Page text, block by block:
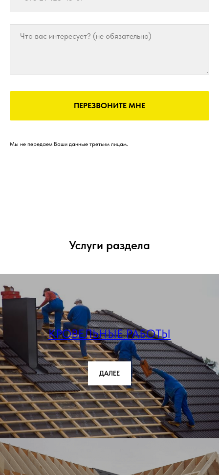
ПЕРЕЗВОНИТЕ МНЕ
Мы не передаем Ваши данные третьим лицам.
Услуги раздела
КРОВЕЛЬНЫЕ РАБОТЫ
ДАЛЕЕ